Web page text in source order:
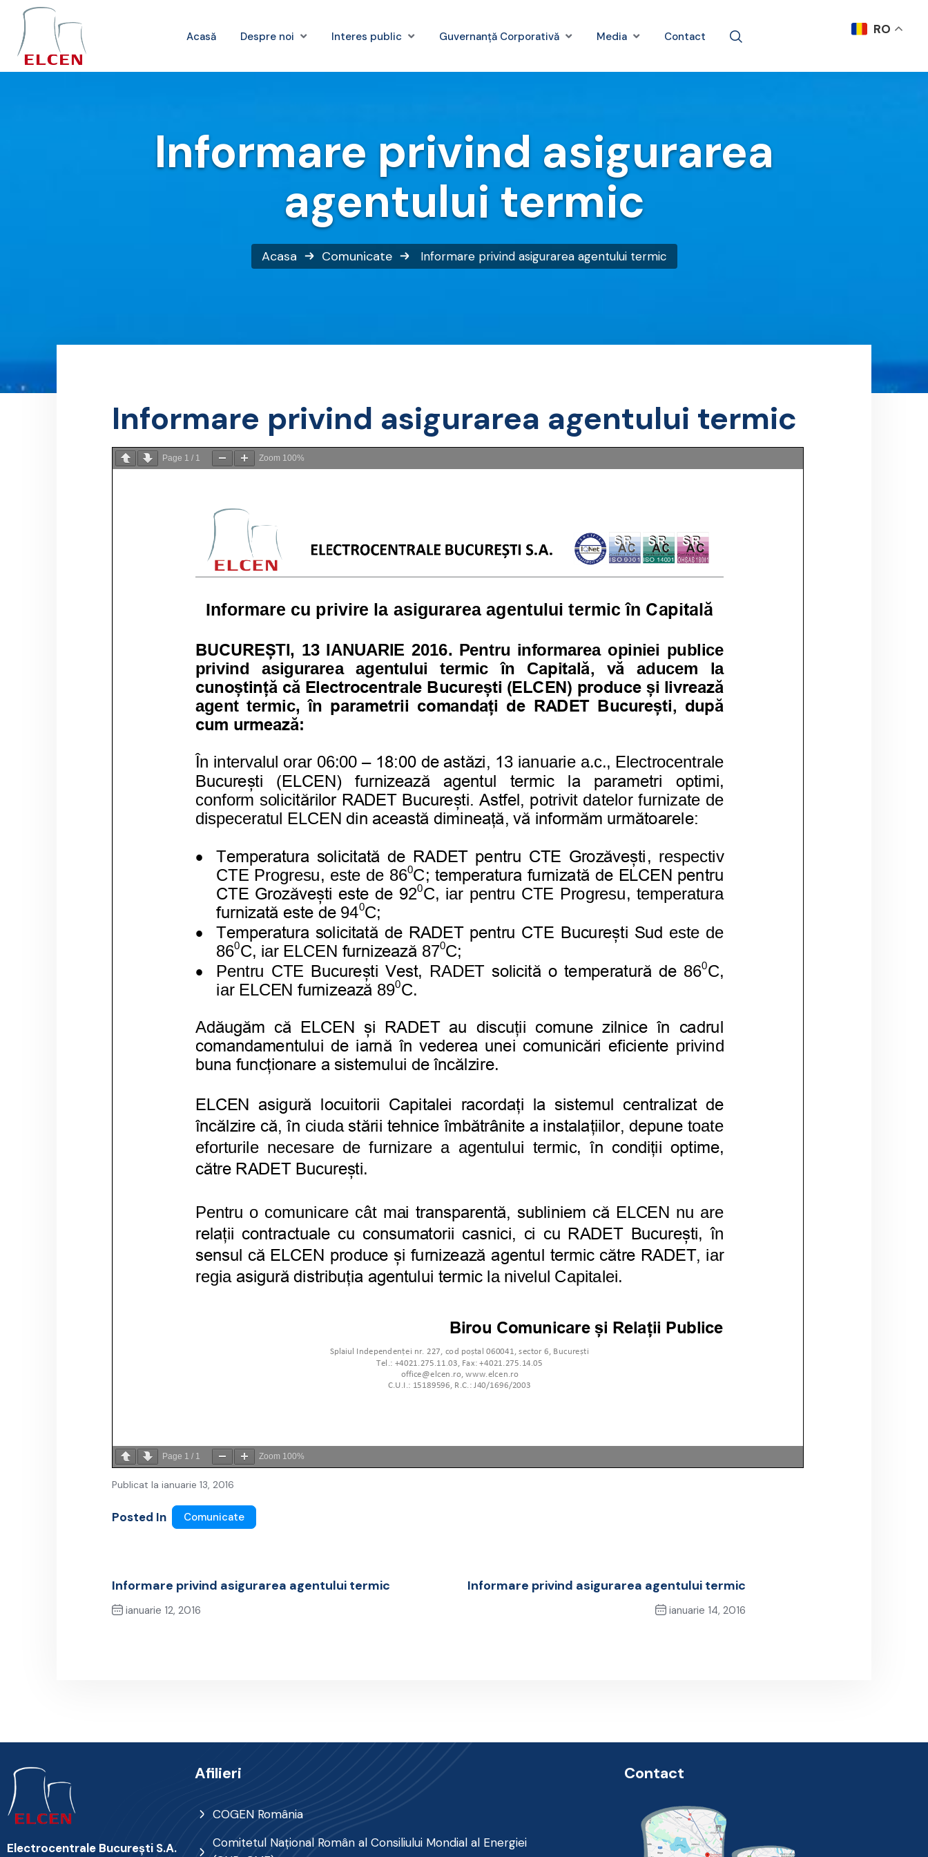
Acasă Despre noi Interes public Guvernanță Corporativă Media Contact
Informare privind asigurarea
agentului termic
Acasa Comunicate Informare privind asigurarea agentului termic
Informare privind asigurarea agentului termic
Page 1 / 1 Zoom 100%
Page 1 / 1 Zoom 100%
Publicat la ianuarie 13, 2016
Posted In Comunicate
Informare privind asigurarea agentului termic
ianuarie 12, 2016
Informare privind asigurarea agentului termic
ianuarie 14, 2016
Electrocentrale Bucureşti S.A.
Afilieri
COGEN România
Comitetul Naţional Român al Consiliului Mondial al Energiei
Contact
RO